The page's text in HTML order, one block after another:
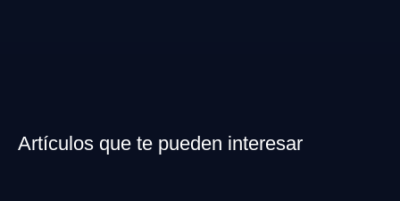
Artículos que te pueden interesar